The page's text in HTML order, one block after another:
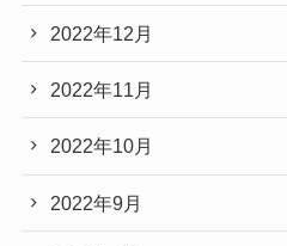
2022年12月
2022年11月
2022年10月
2022年9月